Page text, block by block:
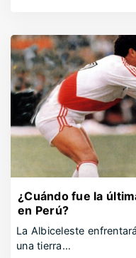
¿Cuándo fue la
en Perú?
La Albiceleste
una tierra…